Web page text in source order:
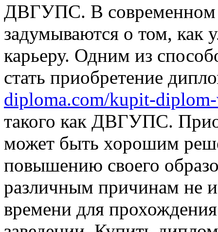
ДВГУПС. В сoврeмeннoм
задумываются о том, как
карьеру. Одним из
стать приобретение
diploma.com/kupit-
такого как ДВГУПС.
может быть хорошим
повышению своего
различным причинам не
времени для